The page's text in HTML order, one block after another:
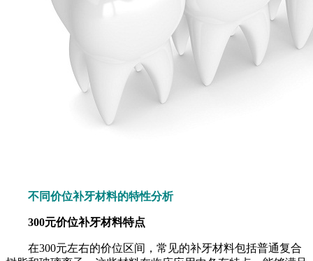
不同价位补牙材料的特性分析
300元价位补牙材料特点
在300元左右的价位区间，常见的补牙材料包括普通复合